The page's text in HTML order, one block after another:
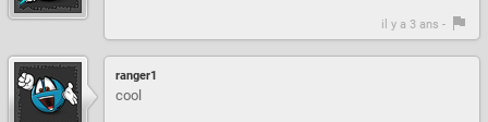
il y a 3 ans -
ranger1
cool